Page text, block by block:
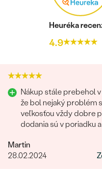
Heuréka
4.9
Nákup stále prebehol
že bol nejaký problém
veľkosťou vždy dobre
dodania sú v poriadku
Martin
28.02.2024